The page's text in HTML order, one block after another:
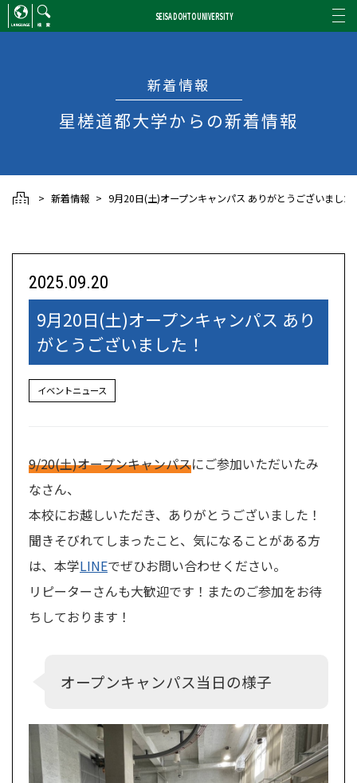
ENGLISH/CHINESE 検索
SEISA DOHTO UNIVERSITY
新着情報
星槎道都大学からの新着情報
新着情報 9月20日(土)オープンキャンパス ありがとうございました
2025.09.20
9月20日(土)オープンキャンパス あり
がとうございました！
イベントニュース
9/20(土)オープンキャンパスにご参加いただいたみ
なさん、
本校にお越しいただき、ありがとうございました！
聞きそびれてしまったこと、気になることがある方
は、本学LINEでぜひお問い合わせください。
リピーターさんも大歓迎です！またのご参加をお待
ちしております！
オープンキャンパス当日の様子